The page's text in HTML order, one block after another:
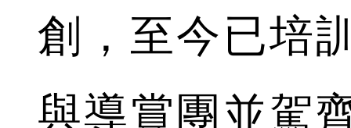
創，至今已培
與導賞團並駕